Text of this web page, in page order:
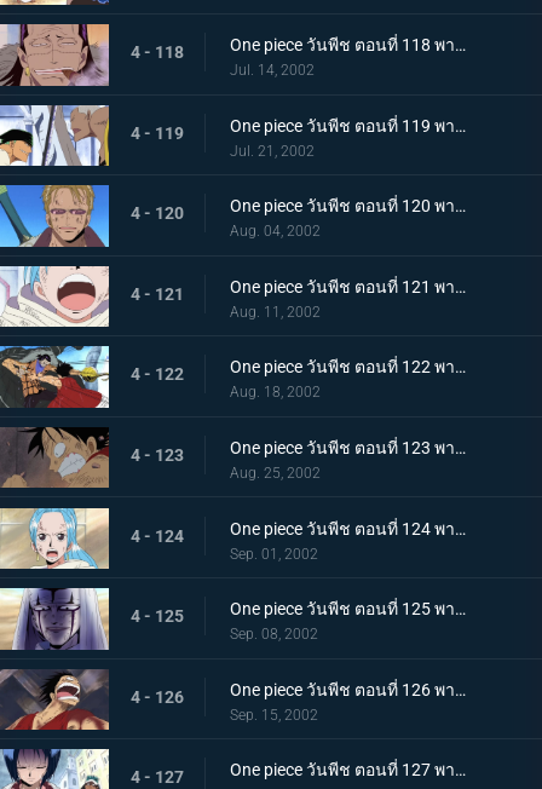
4 - 118 One piece วันพีช ตอนที่ 118 พากย์ไทย ความลับที่สืบทอดกันมาในหมู่ราชา อาวุธโบราณ "พูลตัน"
Jul. 14, 2002
4 - 119 One piece วันพีช ตอนที่ 119 พากย์ไทย ความลับของความจริง..ลมหายใจของสรรพสิ่งและพลังที่ตัดเหล็ก
Jul. 21, 2002
4 - 120 One piece วันพีช ตอนที่ 120 พากย์ไทย การต่อสู้สิ้นสุดลง โคซ่ายอมยกธงขาว!
Aug. 04, 2002
4 - 121 One piece วันพีช ตอนที่ 121 พากย์ไทย หนทางแห่งเสียงของวีวี่ วีรสตรีร่ายรำลงมาแล้ว
Aug. 11, 2002
4 - 122 One piece วันพีช ตอนที่ 122 พากย์ไทย ศึกตัดสินครั้งที่ 2 จระเข้ทราย ปะทะ ลูฟี่ร่างน้ำ
Aug. 18, 2002
4 - 123 One piece วันพีช ตอนที่ 123 พากย์ไทย ไอ้จระเข้โฉด ลูฟี่มุ่งหน้าไปสู่สุสานของราชวงศ์สิ
Aug. 25, 2002
4 - 124 One piece วันพีช ตอนที่ 124 พากย์ไทย บุกสู่ช่วงเวลาแห่งฝันร้าย ที่นี่คือฐานทัพลับของกลุ่มเม็ดทราย!
Sep. 01, 2002
4 - 125 One piece วันพีช ตอนที่ 125 พากย์ไทย ปีกแห่งเกียรติยศ นามของข้าคือทหารรักษาอาณาจักร เปรู!
Sep. 08, 2002
4 - 126 One piece วันพีช ตอนที่ 126 พากย์ไทย ฝ่าไปให้ถึง วันที่ฝนจะตกลงสู่อลาบัสต้า!
Sep. 15, 2002
4 - 127 One piece วันพีช ตอนที่ 127 พากย์ไทย ลาก่อนอาวุธทั้งหลาย! โจรสลัดกับความยุติธรรมที่มีอยู่น้อยนิด!